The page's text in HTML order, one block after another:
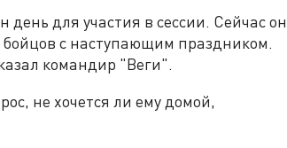
для участия в сессии. Сейчас он
с наступающим праздником.
командир "Веги".
не хочется ли ему домой,